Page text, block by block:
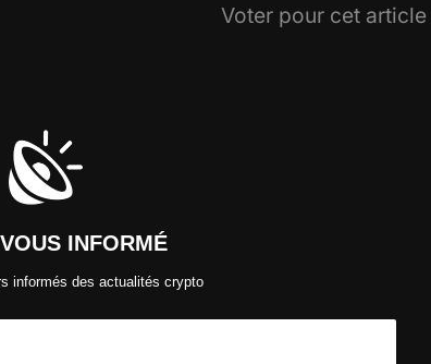
Voter pour cet article
INFORMÉ
informés des actualités crypto